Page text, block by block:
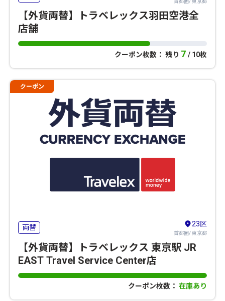
首都圏/ 東京都
【外貨両替】トラベレックス羽田空港全
店舗
クーポン枚数： 残り 7 / 10枚
クーポン
両替 23区
首都圏/ 東京都
【外貨両替】トラベレックス 東京駅 JR
EAST Travel Service Center店
クーポン枚数： 在庫あり